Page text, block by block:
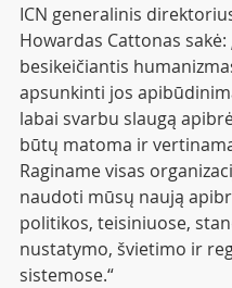
ICN generalinis
Howardas Cattonas sakė:
besikeičiantis
apsunkinti jos
labai svarbu slaugą
būtų matoma ir
Raginame visas
naudoti mūsų naują
politikos, teisiniuose,
nustatymo, švietimo ir
sistemose.“